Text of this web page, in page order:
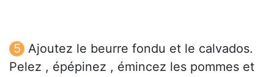
Ajoutez le beurre fondu et le calvados.
Pelez , épépinez , émincez les pommes et